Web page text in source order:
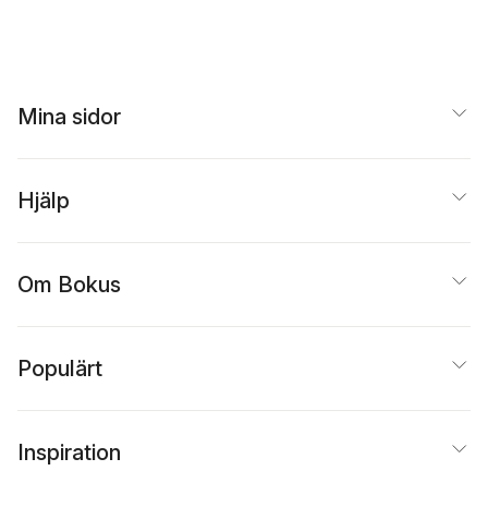
Mina sidor
Hjälp
Om Bokus
Populärt
Inspiration